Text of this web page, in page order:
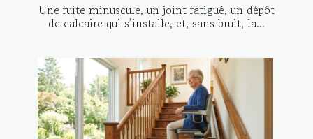
Une fuite minuscule, un joint fatigué, un dépôt
de calcaire qui s’installe, et, sans bruit, la...